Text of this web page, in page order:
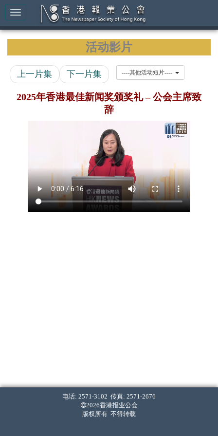
活动影片
上一片集 下一片集
2025年香港最佳新闻奖颁奖礼 – 公会主席致
辞
电话: 2571-3102 传真: 2571-2676
2026香港报业公会
版权所有 不得转载